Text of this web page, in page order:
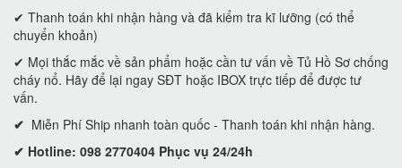
✔ Thanh toán khi nhận hàng và đã kiểm tra kĩ lưỡng (có thể
chuyển khoản)
✔ Mọi thắc mắc về sản phẩm hoặc cần tư vấn về Tủ Hồ Sơ chống
cháy nổ. Hãy để lại ngay SĐT hoặc IBOX trực tiếp để được tư
vấn.
✔ Miễn Phí Ship nhanh toàn quốc - Thanh toán khi nhận hàng.
✔ Hotline: 098 2770404 Phục vụ 24/24h